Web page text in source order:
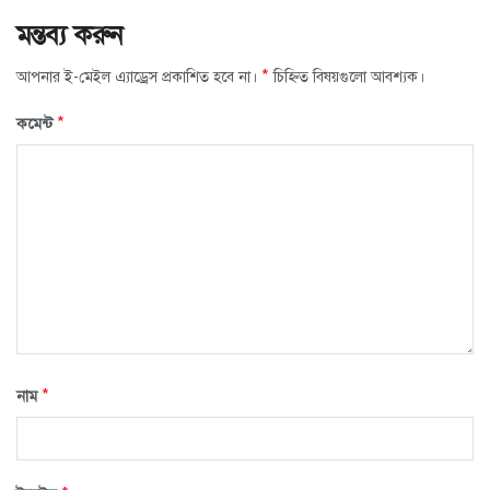
মন্তব্য করুন
আপনার ই-মেইল এ্যাড্রেস প্রকাশিত হবে না। * চিহ্নিত বিষয়গুলো আবশ্যক।
কমেন্ট*
নাম*